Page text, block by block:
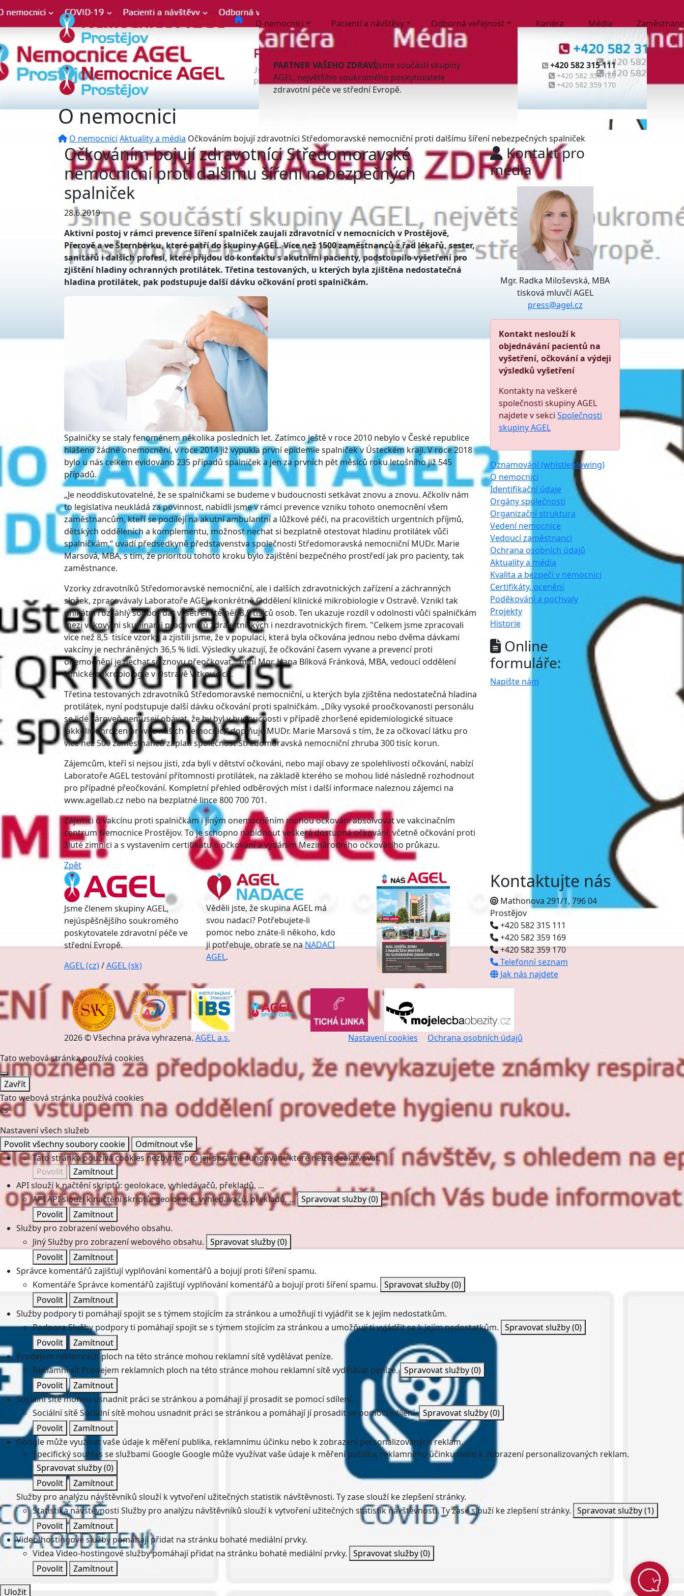
O nemocnici Pacienti a návštěvy Odborná veřejnost Kariéra Média
PARTNER VAŠEHO ZDRAVÍJsme součástí skupiny
AGEL, největšího soukromého poskytovatele
zdravotní péče ve střední Evropě.
+420 582 315 111
+420 582 359 169
+420 582 359 170
O nemocnici
O nemocnici Aktuality a média Očkováním bojují zdravotníci Středomoravské nemocniční proti dalšímu šíření nebezpečných spalniček
Očkováním bojují zdravotníci Středomoravské
nemocniční proti dalšímu šíření nebezpečných
spalniček
28.6.2019
Aktivní postoj v rámci prevence šíření spalniček zaujali zdravotníci v nemocnicích v Prostějově,
Přerově a ve Šternberku, které patří do skupiny AGEL. Více než 1500 zaměstnanců z řad lékařů, sester,
sanitářů i dalších profesí, které přijdou do kontaktu s akutními pacienty, podstoupilo vyšetření pro
zjištění hladiny ochranných protilátek. Třetina testovaných, u kterých byla zjištěna nedostatečná
hladina protilátek, pak podstupuje další dávku očkování proti spalničkám.
Spalničky se staly fenoménem několika posledních let. Zatímco ještě v roce 2010 nebylo v České republice
hlášeno žádné onemocnění, v roce 2014 již vypukla první epidemie spalniček v Ústeckém kraji. V roce 2018
bylo u nás celkem evidováno 235 případů spalniček a jen za prvních pět měsíců roku letošního již 545
případů.
„Je neoddiskutovatelné, že se spalničkami se budeme v budoucnosti setkávat znovu a znovu. Ačkoliv nám
to legislativa neukládá za povinnost, nabídli jsme v rámci prevence vzniku tohoto onemocnění všem
zaměstnancům, kteří se podílejí na akutní ambulantní a lůžkové péči, na pracovištích urgentních příjmů,
dětských odděleních a komplementu, možnost nechat si bezplatně otestovat hladinu protilátek vůči
spalničkám,“ uvádí předsedkyně představenstva společnosti Středomoravská nemocniční MUDr. Marie
Marsová, MBA, s tím, že prioritou tohoto kroku bylo zajištění bezpečného prostředí jak pro pacienty, tak
zaměstnance.
Vzorky zdravotníků Středomoravské nemocniční, ale i dalších zdravotnických zařízení a záchranných
složek, zpracovávaly Laboratoře AGEL, konkrétně Oddělení klinické mikrobiologie v Ostravě. Vznikl tak
unikátní rozsáhlý soubor dat vyšetření téměř 8,5 tisíců osob. Ten ukazuje rozdíl v odolnosti vůči spalničkám
mezi věkovými skupinami pracovníků zdravotnických i nezdravotnických firem. "Celkem jsme zpracovali
více než 8,5 tisíce vzorků a zjistili jsme, že v populaci, která byla očkována jednou nebo dvěma dávkami
vakcíny je nechráněných 36,5 % lidí. Výsledky ukazují, že očkování časem vyvane a prevencí proti
onemocnění je nechat se znovu přeočkovat," míní Mgr. Hana Bílková Fránková, MBA, vedoucí oddělení
klinické mikrobiologie v Ostravě Vítkovicích.
Třetina testovaných zdravotníků Středomoravské nemocniční, u kterých byla zjištěna nedostatečná hladina
protilátek, nyní podstupuje další dávku očkování proti spalničkám. „Díky vysoké proočkovanosti personálu
se lidé zároveň nemusejí obávat, že by byl v budoucnosti v případě zhoršené epidemiologické situace
jakkoliv ohrožen provoz našich nemocnic,“ doplňuje MUDr. Marie Marsová s tím, že za očkovací látku pro
více než 500 zaměstnanců zaplatí společnost Středomoravská nemocniční zhruba 300 tisíc korun.
Zájemcům, kteří si nejsou jisti, zda byli v dětství očkováni, nebo mají obavy ze spolehlivosti očkování, nabízí
Laboratoře AGEL testování přítomnosti protilátek, na základě kterého se mohou lidé následně rozhodnout
pro případné přeočkování. Kompletní přehled odběrových míst i další informace naleznou zájemci na
www.agellab.cz nebo na bezplatné lince 800 700 701.
Zájemci o vakcínu proti spalničkám i jiným onemocněním mohou očkování absolvovat ve vakcinačním
centrum Nemocnice Prostějov. To je schopno nabídnout veškerá dostupná očkování, včetně očkování proti
žluté zimnici a s vystavením certifikátu o očkování a vydáním Mezinárodního očkovacího průkazu.
Zpět
Kontakt pro
média
Mgr. Radka Miloševská, MBA
tisková mluvčí AGEL
press@agel.cz
Kontakt neslouží k
objednávání pacientů na
vyšetření, očkování a výdeji
výsledků vyšetření
Kontakty na veškeré
společnosti skupiny AGEL
najdete v sekci Společnosti
skupiny AGEL
Oznamování (whistleblowing)
O nemocnici
Identifikační údaje
Orgány společnosti
Organizační struktura
Vedení nemocnice
Vedoucí zaměstnanci
Ochrana osobních údajů
Aktuality a média
Kvalita a bezpečí v nemocnici
Certifikáty, ocenění
Poděkování a pochvaly
Projekty
Historie
Online
formuláře:
Napište nám
Jsme členem skupiny AGEL,
nejúspěšnějšího soukromého
poskytovatele zdravotní péče ve
střední Evropě.
AGEL (cz)/AGEL (sk)
Věděli jste, že skupina AGEL má
svou nadaci? Potřebujete-li
pomoc nebo znáte-li někoho, kdo
ji potřebuje, obraťe se naNADACI
AGEL.
Kontaktujte nás
Mathonova 291/1, 796 04
Prostějov
+420 582 315 111
+420 582 359 169
+420 582 359 170
Telefonní seznam
Jak nás najdete
2026 © Všechna práva vyhrazena. AGEL a.s. Nastavení cookies
Ochrana osobních údajů
Tato webová stránka používá cookies
Zavřít
Tato webová stránka používá cookies
cs
Nastavení všech služeb
Povolit všechny soubory cookie
Odmítnout vše
Tato stránka používá cookies nezbytné pro její správné fungování, které nelze deaktivovat.
Povolit
Zamítnout
API slouží k načtění skriptů: geolokace, vyhledávačů, překladů, ...
APIAPI slouží k načtění skriptů: geolokace, vyhledávačů, překladů, ... Spravovat služby(0)
Povolit
Zamítnout
Služby pro zobrazení webového obsahu.
JinýSlužby pro zobrazení webového obsahu. Spravovat služby(0)
Povolit
Zamítnout
Správce komentářů zajišťují vyplňování komentářů a bojují proti šíření spamu.
KomentářeSprávce komentářů zajišťují vyplňování komentářů a bojují proti šíření spamu. Spravovat služby(0)
Povolit
Zamítnout
Služby podpory ti pomáhají spojit se s týmem stojícím za stránkou a umožňují ti vyjádřit se k jejím nedostatkům.
PodporaSlužby podpory ti pomáhají spojit se s týmem stojícím za stránkou a umožňují ti vyjádřit se k jejím nedostatkům. Spravovat služby(0)
Povolit
Zamítnout
Prodejem reklamních ploch na této stránce mohou reklamní sítě vydělávat peníze.
Reklamní síť Prodejem reklamních ploch na této stránce mohou reklamní sítě vydělávat peníze. Spravovat služby(0)
Povolit
Zamítnout
Sociální sítě mohou usnadnit práci se stránkou a pomáhají jí prosadit se pomocí sdílení.
Sociální sítěSociální sítě mohou usnadnit práci se stránkou a pomáhají jí prosadit se pomocí sdílení. Spravovat služby(0)
Povolit
Zamítnout
Google může využívat vaše údaje k měření publika, reklamnímu účinku nebo k zobrazení personalizovaných reklam.
Specifický souhlas se službami Google Google může využívat vaše údaje k měření publika, reklamnímu účinku nebo k zobrazení personalizovaných reklam.
Spravovat služby(0)
Povolit
Zamítnout
Služby pro analýzu návštěvníků slouží k vytvoření užitečných statistik návštěvnosti. Ty zase slouží ke zlepšení stránky.
Statistika návštěvnosti Služby pro analýzu návštěvníků slouží k vytvoření užitečných statistik návštěvnosti. Ty zase slouží ke zlepšení stránky. Spravovat služby(1)
Povolit
Zamítnout
Video-hostingové služby pomáhají přidat na stránku bohaté mediální prvky.
Videa Video-hostingové služby pomáhají přidat na stránku bohaté mediální prvky. Spravovat služby(0)
Povolit
Zamítnout
Uložit